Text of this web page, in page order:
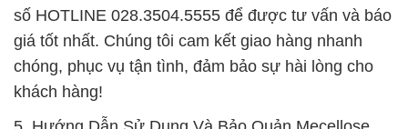
số HOTLINE 028.3504.5555 để được tư vấn và báo
giá tốt nhất. Chúng tôi cam kết giao hàng nhanh
chóng, phục vụ tận tình, đảm bảo sự hài lòng cho
khách hàng!